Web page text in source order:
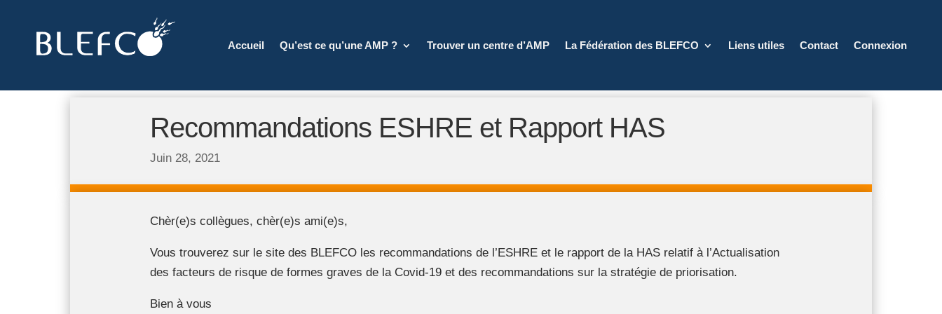
Accueil Qu’est ce qu’une AMP ? Trouver un centre d’AMP La Fédération des BLEFCO Liens utiles Contact Connexion
Recommandations ESHRE et Rapport HAS
Juin 28, 2021
Chèr(e)s collègues, chèr(e)s ami(e)s,
Vous trouverez sur le site des BLEFCO les recommandations de l’ESHREet le rapport de la HAS relatif à l’Actualisation
des facteurs de risque de formes graves de la Covid-19 et des recommandations sur la stratégie de priorisation.
Bien à vous